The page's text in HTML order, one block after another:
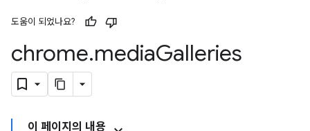
도움이 되었나요?
chrome.mediaGalleries
이 페이지의 내용